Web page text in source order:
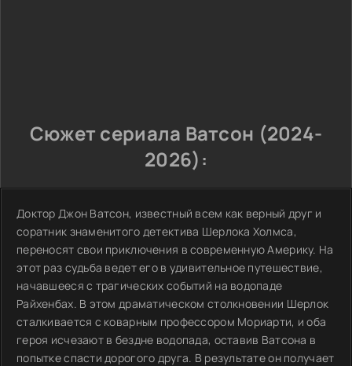
Сюжет сериала Ватсон (2024-
2026):
Доктор Джон Ватсон, известный всем как верный друг и
соратник знаменитого детектива Шерлока Холмса,
переносят свои приключения в современную Америку. На
этот раз судьба ведет его в удивительное путешествие,
начавшееся с трагических событий на водопаде
Райхенбах. В этом драматическом столкновении Шерлок
сталкивается с коварным профессором Мориарти, и оба
героя исчезают в бездне водопада, оставив Ватсона в
попытке спасти дорогого друга. В результате он получает